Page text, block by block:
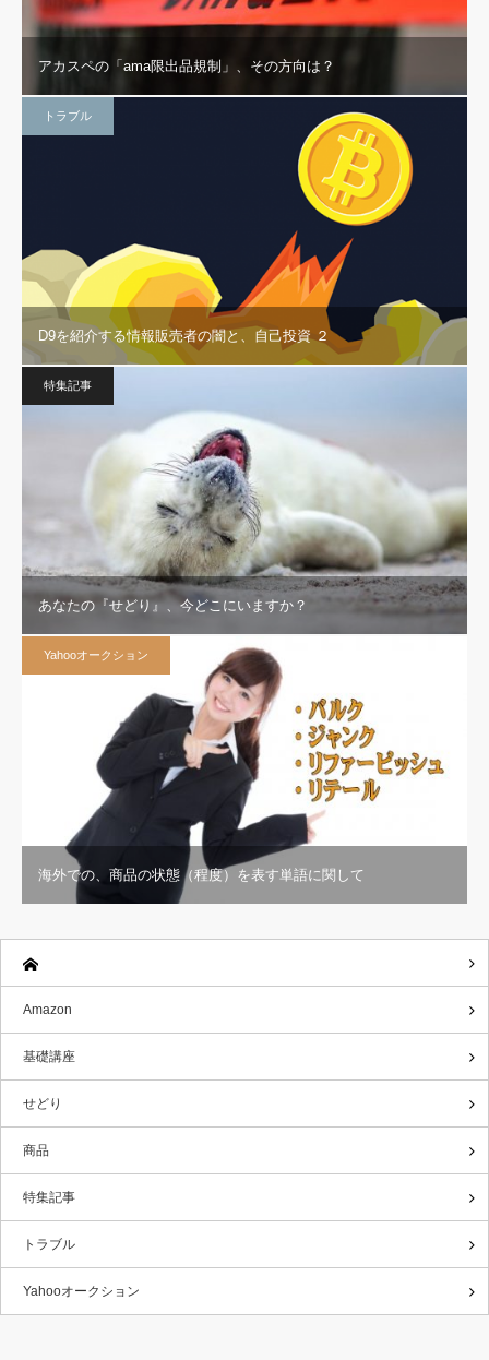
アカスペの「ama限出品規制」、その方向は？
トラブル
D9を紹介する情報販売者の闇と、自己投資 ２
特集記事
あなたの『せどり』、今どこにいますか？
Yahooオークション
海外での、商品の状態（程度）を表す単語に関して
Amazon
基礎講座
せどり
商品
特集記事
トラブル
Yahooオークション